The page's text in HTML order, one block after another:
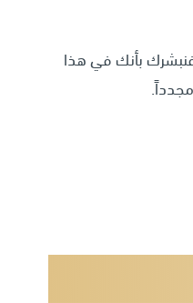
بأنك في هذا